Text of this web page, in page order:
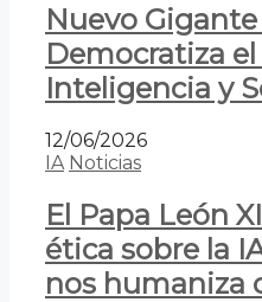
Nuevo
Democratiza
Inteligencia y
12/06/2026
IA Noticias
El Papa León
ética sobre la
nos humaniza